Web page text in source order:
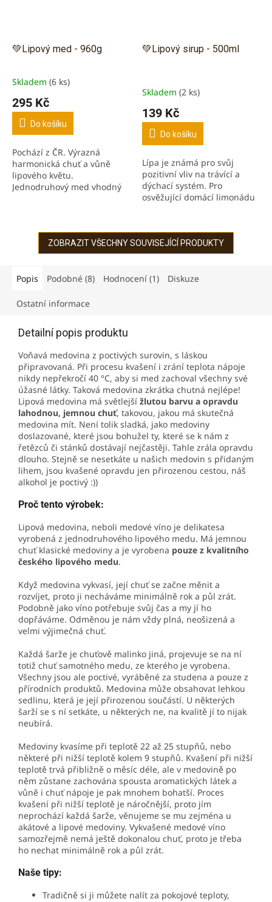
💚Lipový med - 960g
Průměrné
produktu
5,0
5
hvězdiček.
Skladem (6 ks)
295 Kč
Do košíku
Pochází z ČR. Výrazná
harmonická chuť a vůně
lipového květu.
Jednodruhový med vhodný
💚Lipový sirup - 500ml
Skladem (2 ks)
139 Kč
Do košíku
Lípa je známá pro svůj
pozitivní vliv na trávící a
dýchací systém. Pro
osvěžující domácí limonádu
pro správnou funkci...
ZOBRAZIT VŠECHNY SOUVISEJÍCÍ PRODUKTY
Popis Podobné (8) Hodnocení (1) Diskuze
Ostatní informace
Detailní popis produktu
Voňavá medovina z poctivých surovin, s láskou
připravovaná. Při procesu kvašení i zrání teplota nápoje
nikdy nepřekročí 40 °C, aby si med zachoval všechny své
úžasné látky. Taková medovina zkrátka chutná nejlépe!
Lipová medovina má světlejší žlutou barvu a opravdu
lahodnou, jemnou chuť, takovou, jakou má skutečná
medovina mít. Není tolik sladká, jako medoviny
doslazované, které jsou bohužel ty, které se k nám z
řetězců či stánků dostávají nejčastěji. Tahle zrála opravdu
dlouho. Stejně se nesetkáte u našich medovin s přidaným
lihem, jsou kvašené opravdu jen přirozenou cestou, náš
alkohol je poctivý :))
Proč tento výrobek:
Lipová medovina, neboli medové víno je delikatesa
vyrobená z jednodruhového lipového medu. Má jemnou
chuť klasické medoviny a je vyrobena pouze z kvalitního
českého lipového medu.
Když medovina vykvasí, její chuť se začne měnit a
rozvíjet, proto ji necháváme minimálně rok a půl zrát.
Podobně jako víno potřebuje svůj čas a my jí ho
dopřáváme. Odměnou je nám vždy plná, neošizená a
velmi výjimečná chuť.
Každá šarže je chuťově malinko jiná, projevuje se na ní
totiž chuť samotného medu, ze kterého je vyrobena.
Všechny jsou ale poctivé, vyráběné za studena a pouze z
přírodních produktů. Medovina může obsahovat lehkou
sedlinu, která je její přirozenou součástí. U některých
šarží se s ní setkáte, u některých ne, na kvalitě jí to nijak
neubírá.
Medoviny kvasíme při teplotě 22 až 25 stupňů, nebo
některé při nižší teplotě kolem 9 stupňů. Kvašení při nižší
teplotě trvá přibližně o měsíc déle, ale v medovině po
něm zůstane zachována spousta aromatických látek a
vůně i chuť nápoje je pak mnohem bohatší. Proces
kvašení při nižší teplotě je náročnější, proto jím
neprochází každá šarže, věnujeme se mu zejména u
akátové a lipové medoviny. Vykvašené medové víno
samozřejmě nemá ještě dokonalou chuť, proto je třeba
ho nechat minimálně rok a půl zrát.
Naše tipy:
Tradičně si ji můžete nalít za pokojové teploty,